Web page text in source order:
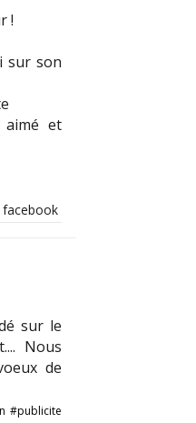
!
sur son
aimé et
facebook
sur le
Nous
de
#publicite